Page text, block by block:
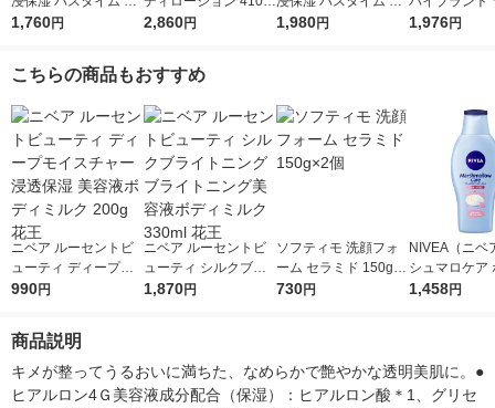
イストバリアクリーム
1,760円
L+110mLセット 花王
2,860円
イストバリアクリーム
1,980円
アンス アロ
1,976円
こちらの商品もおすすめ
ニベア ルーセントビ
ューティ ディープモ
イスチャー 浸透保湿
990円
ニベア ルーセントビ
ューティ シルクブラ
イトニング ブライト
1,870円
ソフティモ 洗顔フォ
ーム セラミド 150g×2
個
730円
NIVEA（ニベ
シュマロケア
ミルク シル
1,458円
商品説明
キメが整ってうるおいに満ちた、なめらかで艶やかな透明美肌に。●
ヒアルロン4Ｇ美容液成分配合（保湿）：ヒアルロン酸＊1、グリセ